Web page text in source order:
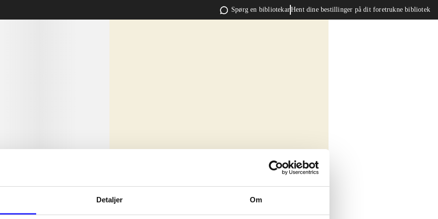
Detaljer Om
Spørg en bibliotekarHent dine bestillinger på dit foretrukne bibliotek
sit amet ...
sit amet ...